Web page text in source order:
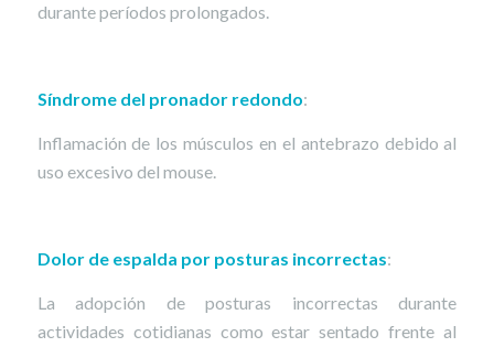
durante períodos prolongados.
Síndrome del pronador redondo:
Inflamación de los músculos en el antebrazo debido al
uso excesivo del mouse.
Dolor de espalda por posturas incorrectas:
La adopción de posturas incorrectas durante
actividades cotidianas como estar sentado frente al